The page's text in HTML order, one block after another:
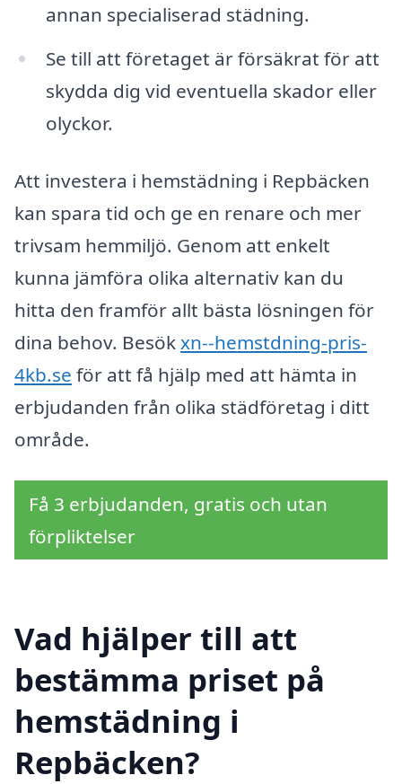
annan specialiserad städning.
Se till att företaget är försäkrat för att
skydda dig vid eventuella skador eller
olyckor.
Att investera i hemstädning i Repbäcken
kan spara tid och ge en renare och mer
trivsam hemmiljö. Genom att enkelt
kunna jämföra olika alternativ kan du
hitta den framför allt bästa lösningen för
dina behov. Besökxn--hemstdning-pris-
4kb.se för att få hjälp med att hämta in
erbjudanden från olika städföretag i ditt
område.
Få 3 erbjudanden, gratis och utan
förpliktelser
Vad hjälper till att
bestämma priset på
hemstädning i
Repbäcken?